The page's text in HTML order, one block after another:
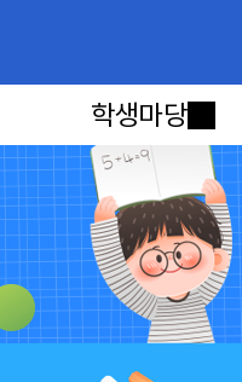
학생마당